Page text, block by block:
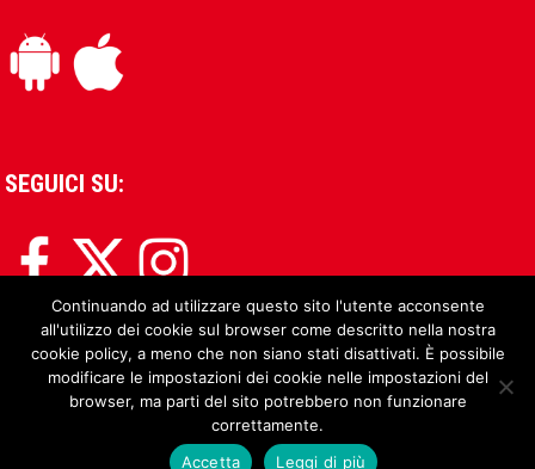
SEGUICI SU:
Continuando ad utilizzare questo sito l'utente acconsente
all'utilizzo dei cookie sul browser come descritto nella nostra
cookie policy, a meno che non siano stati disattivati. È possibile
modificare le impostazioni dei cookie nelle impostazioni del
browser, ma parti del sito potrebbero non funzionare
correttamente.
Accetta
Leggi di più